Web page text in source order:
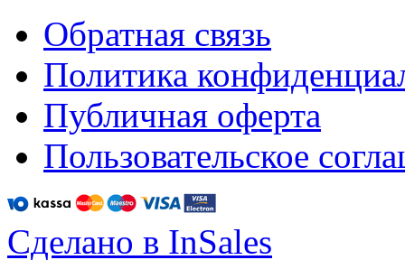
Обратная связь
Политика
Публичная оферта
Пользовательское
Сделано в InSales